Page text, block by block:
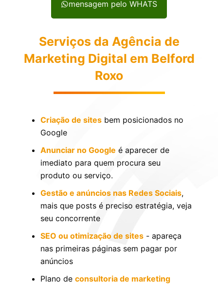
mensagem pelo WHATS
Serviços da Agência de
Marketing Digital em Belford
Roxo
Criação de sites bem posicionados no
Google
Anunciar no Google é aparecer de
imediato para quem procura seu
produto ou serviço.
Gestão e anúncios nas Redes Sociais,
mais que posts é preciso estratégia, veja
seu concorrente
SEO ou otimização de sites - apareça
nas primeiras páginas sem pagar por
anúncios
Plano de consultoria de marketing